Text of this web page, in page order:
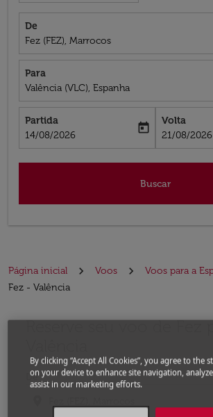
De
Fez (FEZ), Marrocos
Para
Valência (VLC), Espanha
Partida
fc-booking-departure-date-aria-label
14/08/2026
today
Volta
fc-
21/08/2026
Buscar
Página inicial Voos Voos para a
Fez - Valência
Reserve seu voo de Fez
De
Experimente atualizar a rota
By clicking “Accept All Cookies”, you agree to the
on your device to enhance site navigation,
assist in our marketing efforts.